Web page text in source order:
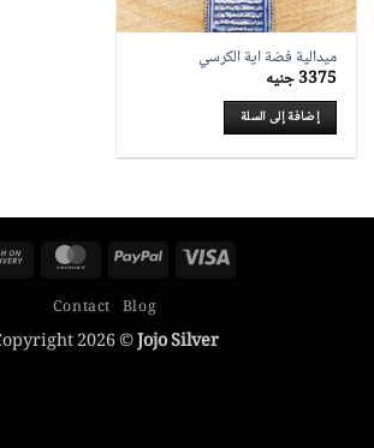
ميدالية فضة اية الكرسي
3375جنيه
إضافة إلى السلة
Visa
PayPal
Blog
Contact
2026 ©Jojo Silver